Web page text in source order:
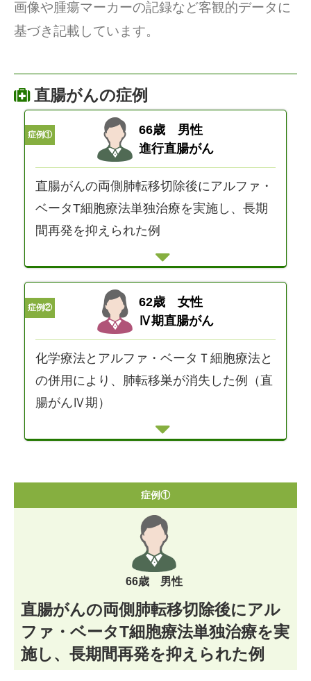
画像や腫瘍マーカーの記録など客観的データに
基づき記載しています。
直腸がんの症例
症例①
66歳 男性
進行直腸がん
直腸がんの両側肺転移切除後にアルファ・
ベータT細胞療法単独治療を実施し、長期
間再発を抑えられた例
症例②
62歳 女性
Ⅳ期直腸がん
化学療法とアルファ・ベータＴ細胞療法と
の併用により、肺転移巣が消失した例（直
腸がんⅣ期）
症例①
66歳 男性
直腸がんの両側肺転移切除後にアル
ファ・ベータT細胞療法単独治療を実
施し、長期間再発を抑えられた例